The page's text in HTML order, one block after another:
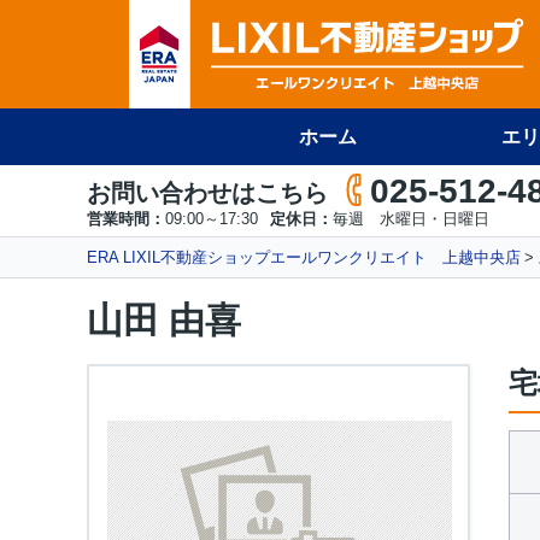
ホーム エ
お問い合わせはこちら 025-512-
営業時間： 09:00～17:30 定休日： 毎週 水曜日・日曜日
ERA LIXIL不動産ショップエールワンクリエイト 上越中央店
山田 由喜